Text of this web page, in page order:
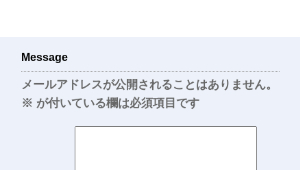
Message
メールアドレスが公開されることはありません。
※ が付いている欄は必須項目です